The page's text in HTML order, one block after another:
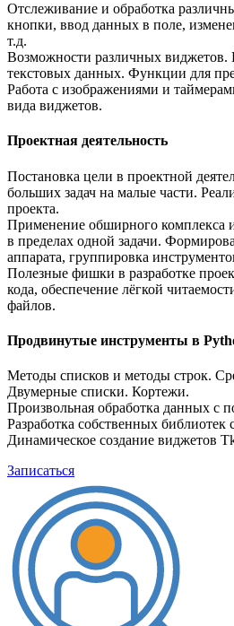
Отслеживание и обработка
кнопки, ввод данных в поле,
т.д.
Возможности различных
текстовых данных. Функции для
Работа с изображениями и
вида виджетов.
Проектная деятельность
Постановка цели в проектной
больших задач на малые части.
проекта.
Применение обширного комплекса
в пределах одной задачи.
аппарата, группировка
Полезные фишки в разработке
кода, обеспечение лёгкой
файлов.
Продвинутые инструменты в
Методы списков и методы строк.
Двумерные списки. Кортежи.
Произвольная обработка данных с
Разработка собственных
Динамическое создание виджетов
Записаться